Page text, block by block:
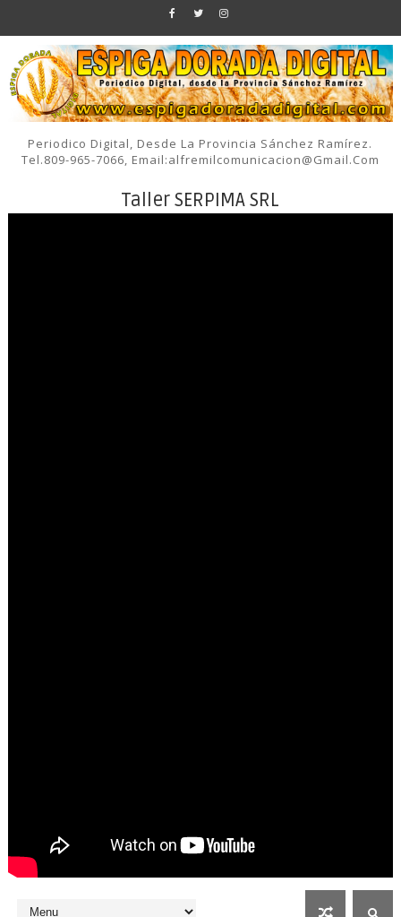
Periodico Digital, Desde La Provincia Sánchez Ramírez.
Tel.809-965-7066, Email:alfremilcomunicacion@gmail.com
Taller SERPIMA SRL